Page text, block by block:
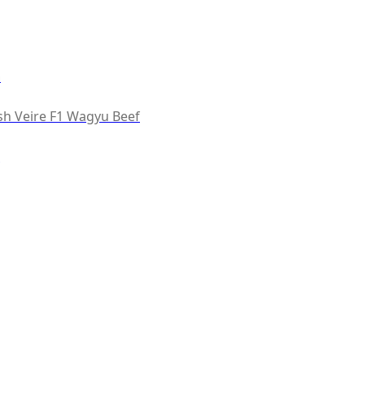
Veire F1 Wagyu Beef